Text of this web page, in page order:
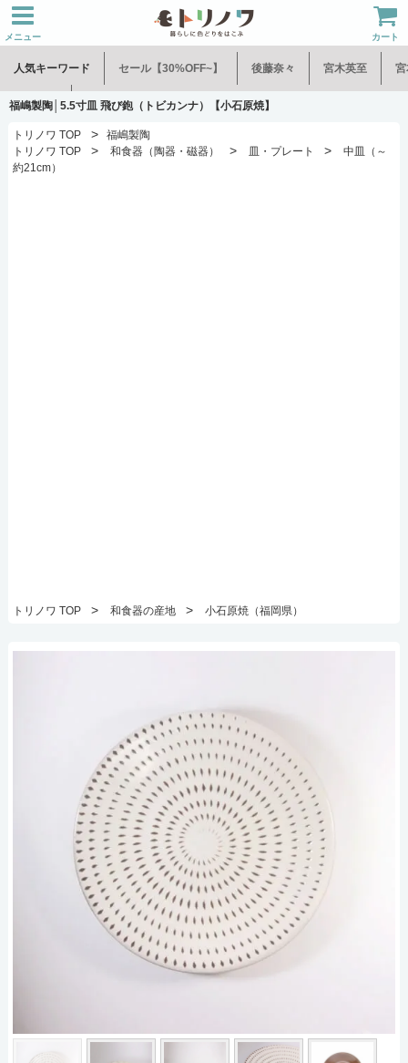
メニュー カート
人気キーワード セール【30%OFF~】 後藤奈々 宮木英至 宮
水谷和音 児玉修治
福嶋製陶│5.5寸皿 飛び鉋（トビカンナ）【小石原焼】
トリノワ TOP >
福嶋製陶
トリノワ TOP
> 和食器（陶器・磁器） > 皿・プレート >
中皿（～
約21cm）
トリノワ TOP > 和食器の産地 > 小石原焼（福岡県）